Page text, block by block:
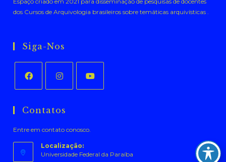
dos Cursos de Arquivologia brasileiros sobre temáticas arquivísticas .
Siga-Nos
em
nova
aba
em
nova
aba
nova
aba
Contatos
Entre em contato conosco.
Localização:
Universidade Federal da Paraíba